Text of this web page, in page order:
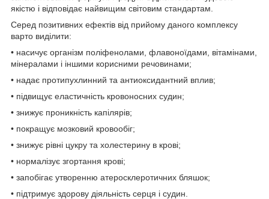
якістю і відповідає найвищим світовим стандартам.
Серед позитивних ефектів від прийому даного комплексу
варто виділити:
• насичує організм поліфенолами, флавоноїдами, вітамінами,
мінералами і іншими корисними речовинами;
• надає протипухлинний та антиоксидантний вплив;
• підвищує еластичність кровоносних судин;
• знижує проникність капілярів;
• покращує мозковий кровообіг;
• знижує рівні цукру та холестерину в крові;
• нормалізує згортання крові;
• запобігає утворенню атеросклеротичних бляшок;
• підтримує здорову діяльність серця і судин.